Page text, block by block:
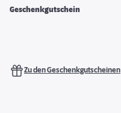
Geschenkgutschein
Zu den Geschenkgutscheinen